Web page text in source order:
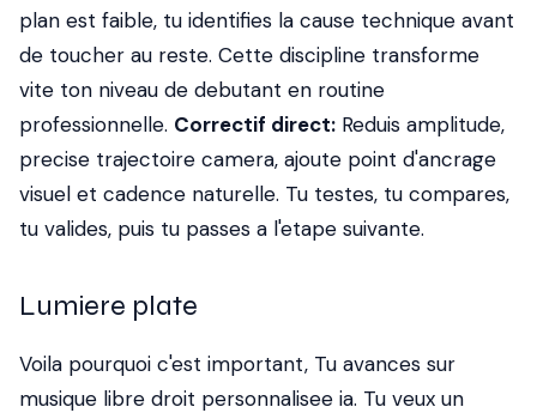
plan est faible, tu identifies la cause technique avant
de toucher au reste. Cette discipline transforme
vite ton niveau de debutant en routine
professionnelle. Correctif direct: Reduis amplitude,
precise trajectoire camera, ajoute point d'ancrage
visuel et cadence naturelle. Tu testes, tu compares,
tu valides, puis tu passes a l'etape suivante.
Lumiere plate
Voila pourquoi c'est important, Tu avances sur
musique libre droit personnalisee ia. Tu veux un